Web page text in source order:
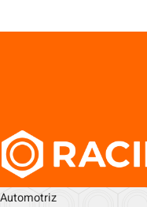
Automotriz